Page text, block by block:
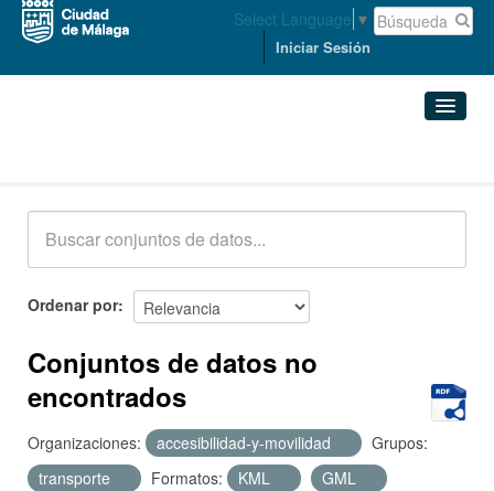
Select Language ▼
Iniciar Sesión
Acerca de
Ordenar por
Conjuntos de datos no
encontrados
Organizaciones: accesibilidad-y-movilidad
Grupos:
transporte
Formatos: KML
GML